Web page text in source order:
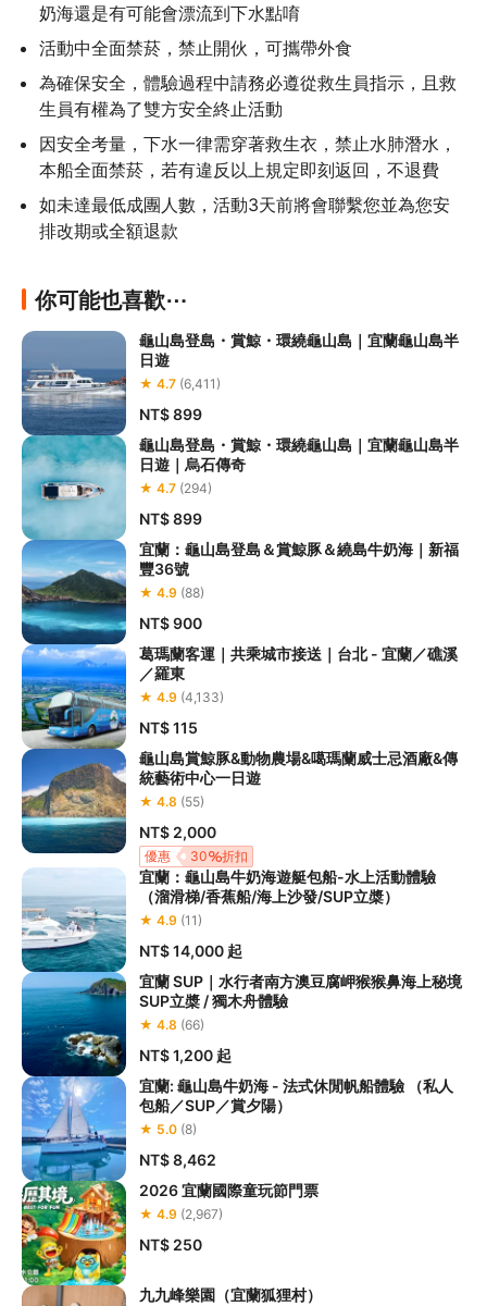
奶海還是有可能會漂流到下水點唷
活動中全面禁菸，禁止開伙，可攜帶外食
為確保安全，體驗過程中請務必遵從救生員指示，且救
生員有權為了雙方安全終止活動
因安全考量，下水一律需穿著救生衣，禁止水肺潛水，
本船全面禁菸，若有違反以上規定即刻返回，不退費
如未達最低成團人數，活動3天前將會聯繫您並為您安
排改期或全額退款
你可能也喜歡⋯
龜山島登島・賞鯨・環繞龜山島｜宜蘭龜山島半
日遊
★ 4.7 (6,411)
NT$ 899
龜山島登島・賞鯨・環繞龜山島｜宜蘭龜山島半
日遊｜烏石傳奇
★ 4.7 (294)
NT$ 899
宜蘭：龜山島登島＆賞鯨豚＆繞島牛奶海｜新福
豐36號
★ 4.9 (88)
NT$ 900
葛瑪蘭客運｜共乘城市接送｜台北 - 宜蘭／礁溪
／羅東
★ 4.9 (4,133)
NT$ 115
龜山島賞鯨豚&動物農場&噶瑪蘭威士忌酒廠&傳
統藝術中心一日遊
★ 4.8 (55)
NT$ 2,000
30 折扣
優惠
宜蘭：龜山島牛奶海遊艇包船-水上活動體驗
（溜滑梯/香蕉船/海上沙發/SUP立槳）
★ 4.9 (11)
NT$ 14,000 起
宜蘭 SUP｜水行者南方澳豆腐岬猴猴鼻海上秘境
SUP立槳 / 獨木舟體驗
★ 4.8 (66)
NT$ 1,200 起
宜蘭: ⿔⼭島⽜奶海 - 法式休閒帆船體驗 （私人
包船／SUP／賞夕陽）
★ 5.0 (8)
NT$ 8,462
2026 宜蘭國際童玩節門票
★ 4.9 (2,967)
NT$ 250
九九峰樂園（宜蘭狐狸村）